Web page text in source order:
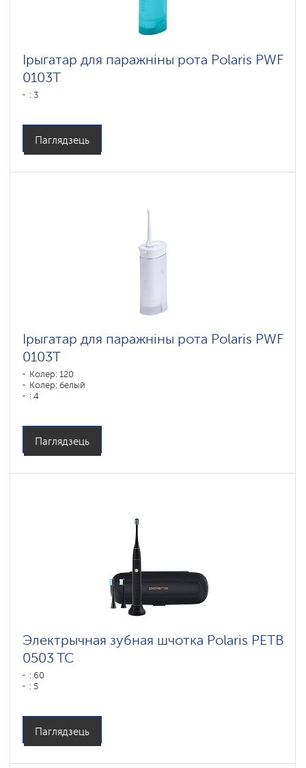
Ірыгатар для паражніны рота Polaris PWF
0103T
: 3
Паглядзець
Ірыгатар для паражніны рота Polaris PWF
0103T
Колер: 120
Колер: белый
: 4
Паглядзець
Электрычная зубная шчотка Polaris PETB
0503 TC
: 60
: 5
Паглядзець